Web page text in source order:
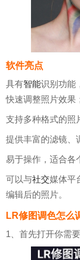
软件亮点
具有智能识别功能
快速调整照片效果
支持多种格式的照
提供丰富的滤镜、
易于操作，适合各
可以与社交媒体平
编辑后的照片。
LR修图调色怎么
1、首先打开你需